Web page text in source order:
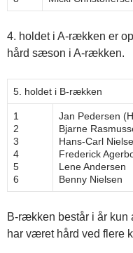
4. holdet i A-rækken er
hård sæson i A-rækken.
5. holdet i B-rækken
1
2
3
4
5
6
Jan Pedersen
Bjarne
Hans-Carl
Frederick
Lene Andersen
Benny Nielsen
B-rækken består i år kun
har været hård ved flere